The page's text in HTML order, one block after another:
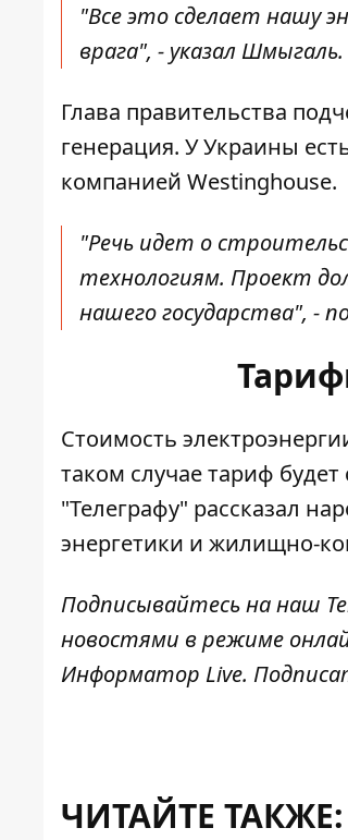
"Все это сделает нашу
врага", - указал Шмыгаль.
Глава правительства
генерация. У Украины
компанией Westinghouse.
"Речь идет о
технологиям. Проект
нашего государства", -
Стоимость
таком случаетариф будет
"Телеграфу" рассказал
энергетики и жилищно-
Подписывайтесь на наш
новостями в режиме
Информатор Live.
ЧИТАЙТЕ ТАКЖЕ: